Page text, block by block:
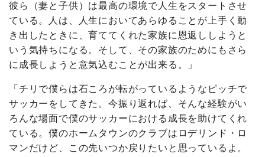
彼ら（妻と子供）は最高の環境で人生をスタートさせ
ている。人は、人生においてあらゆることが上手く動
き出したときに、育ててくれた家族に恩返ししようと
いう気持ちになる。そして、その家族のためにもさら
に成長しようと意気込むことが出来る。」
「チリで僕らは石ころが転がっているようなピッチで
サッカーをしてきた。今振り返れば、そんな経験がい
ろんな場面で僕のサッカーにおける成長を助けてくれ
ている。僕のホームタウンのクラブはロデリンド・ロ
マンだけど、この先いつか戻りたいと思っているよ。